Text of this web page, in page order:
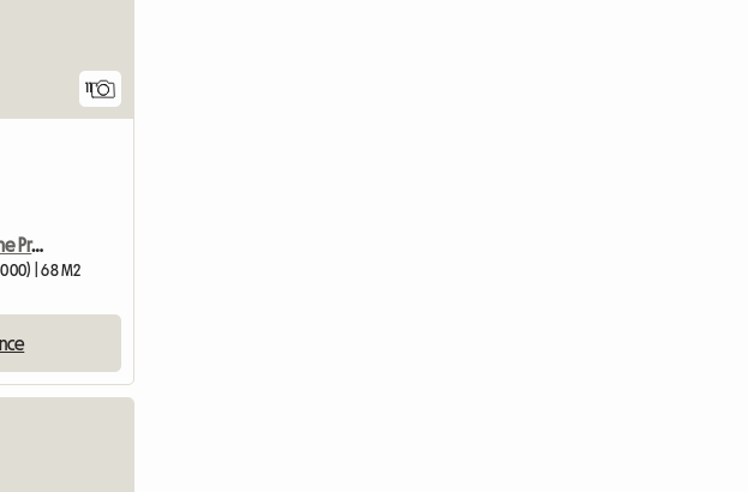
11
Logement Neuf Au Calme Proche De Gap
| 68 M2